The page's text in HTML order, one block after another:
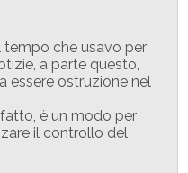
che usavo per
a parte questo,
essere ostruzione nel
è un modo per
il controllo del